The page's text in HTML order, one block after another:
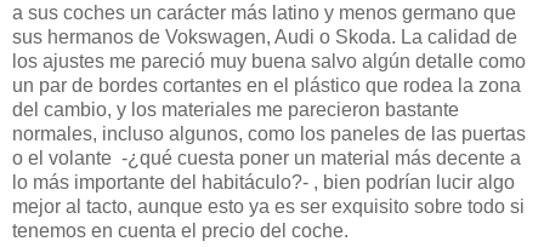
a sus coches un carácter más latino y menos germano que
sus hermanos de Vokswagen, Audi o Skoda. La calidad de
los ajustes me pareció muy buena salvo algún detalle como
un par de bordes cortantes en el plástico que rodea la zona
del cambio, y los materiales me parecieron bastante
normales, incluso algunos, como los paneles de las puertas
o el volante -¿qué cuesta poner un material más decente a
lo más importante del habitáculo?- , bien podrían lucir algo
mejor al tacto, aunque esto ya es ser exquisito sobre todo si
tenemos en cuenta el precio del coche.